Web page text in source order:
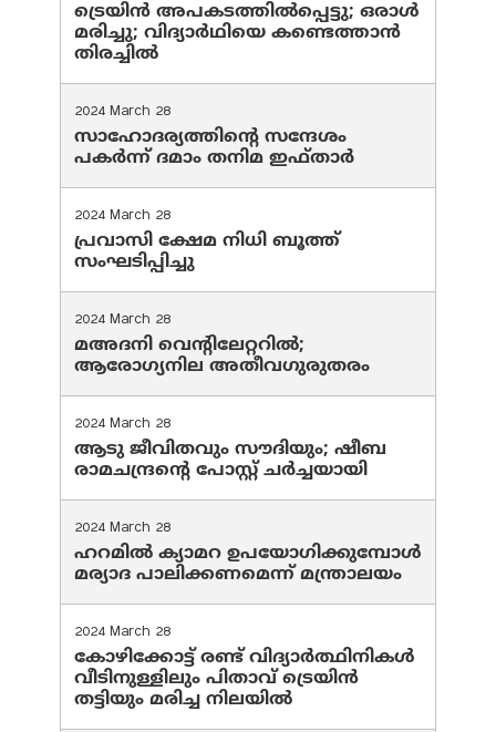
ട്രെയിൻ അപകടത്തിൽപ്പെട്ടു; ഒരാൾ
മരിച്ചു; വിദ്യാർഥിയെ കണ്ടെത്താൻ
തിരച്ചിൽ
2024 March 28
സാഹോദര്യത്തിന്റെ സന്ദേശം
പകർന്ന് ദമാം തനിമ ഇഫ്‌താർ
2024 March 28
പ്രവാസി ക്ഷേമ നിധി ബൂത്ത്
സംഘടിപ്പിച്ചു
2024 March 28
മഅദനി വെന്റിലേറ്ററിൽ;
ആരോഗ്യനില അതീവഗുരുതരം
2024 March 28
ആടു ജീവിതവും സൗദിയും; ഷീബ
രാമചന്ദ്രന്റെ പോസ്റ്റ് ചര്‍ച്ചയായി
2024 March 28
ഹറമില്‍ ക്യാമറ ഉപയോഗിക്കുമ്പോള്‍
മര്യാദ പാലിക്കണമെന്ന് മന്ത്രാലയം
2024 March 28
കോഴിക്കോട്ട് രണ്ട് വിദ്യാർത്ഥിനികൾ
വീടിനുള്ളിലും പിതാവ് ട്രെയിൻ
തട്ടിയും മരിച്ച നിലയിൽ